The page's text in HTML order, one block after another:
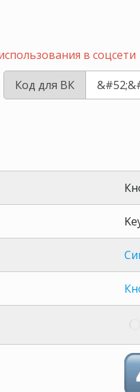
в соцсети
Код для ВК